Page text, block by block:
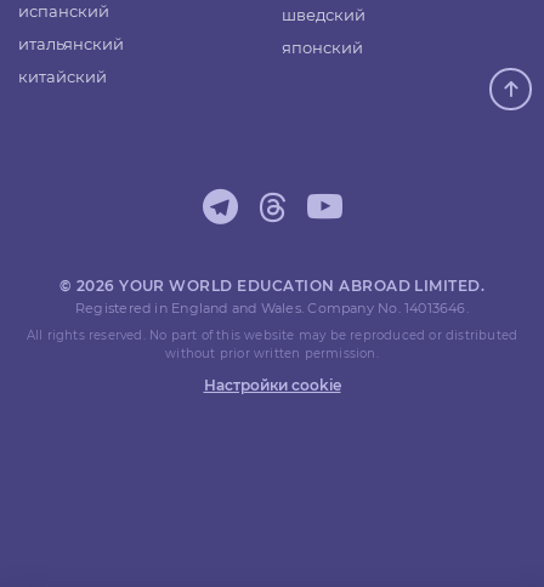
испанский
итальянский
китайский
шведский
японский
© 2026 YOUR WORLD EDUCATION ABROAD LIMITED.
Registered in England and Wales. Company No. 14013646.
All rights reserved. No part of this website may be reproduced or distributed
without prior written permission.
Настройки cookie